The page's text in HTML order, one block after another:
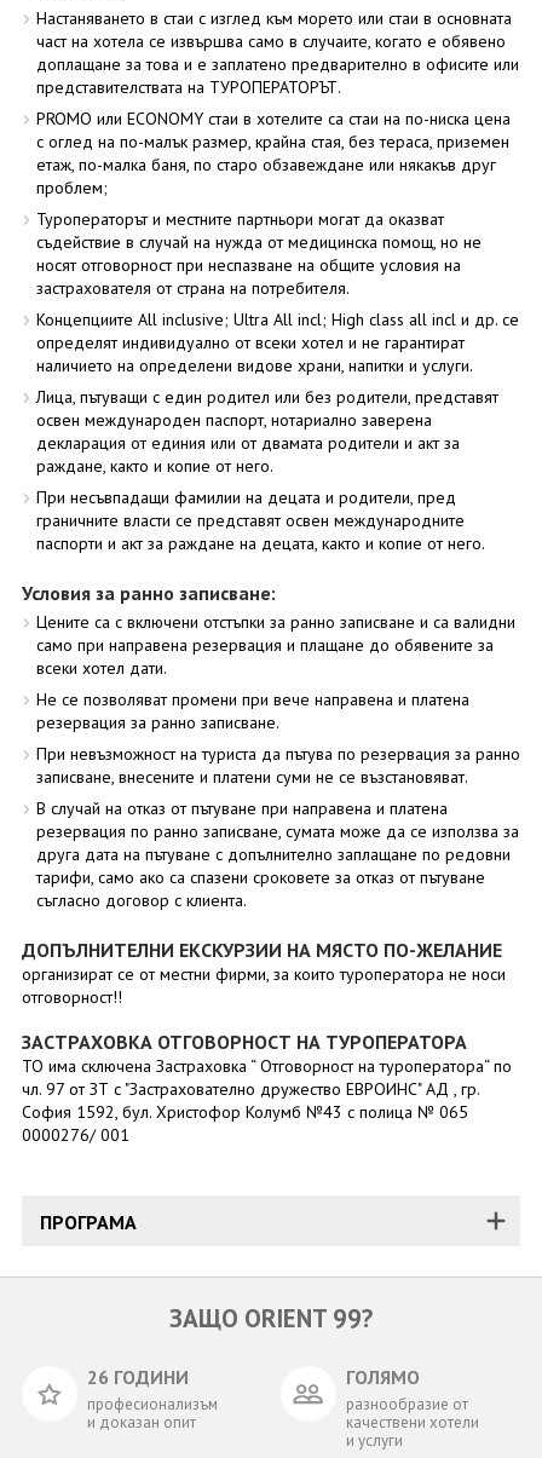
Настаняването в стаи с изглед към морето или стаи в основната
част на хотела се извършва само в случаите, когато е обявено
доплащане за това и е заплатено предварително в офисите или
представителствата на ТУРОПЕРАТОРЪТ.
PROMO или ECONOMY стаи в хотелите са стаи на по-ниска цена
с оглед на по-малък размер, крайна стая, без тераса, приземен
етаж, по-малка баня, по старо обзавеждане или някакъв друг
проблем;
Туроператорът и местните партньори могат да оказват
съдействие в случай на нужда от медицинска помощ, но не
носят отговорност при неспазване на общите условия на
застрахователя от страна на потребителя.
Концепциите All inclusive; Ultra All incl; High class all incl и др. се
определят индивидуално от всеки хотел и не гарантират
наличието на определени видове храни, напитки и услуги.
Лица, пътуващи с един родител или без родители, представят
освен международен паспорт, нотариално заверена
декларация от единия или от двамата родители и акт за
раждане, както и копие от него.
При несъвпадащи фамилии на децата и родители, пред
граничните власти се представят освен международните
паспорти и акт за раждане на децата, както и копие от него.
Условия за ранно записване:
Цените са с включени отстъпки за ранно записване и са валидни
само при направена резервация и плащане до обявените за
всеки хотел дати.
Не се позволяват промени при вече направена и платена
резервация за ранно записване.
При невъзможност на туриста да пътува по резервация за ранно
записване, внесените и платени суми не се възстановяват.
В случай на отказ от пътуване при направена и платена
резервация по ранно записване, сумата може да се използва за
друга дата на пътуване с допълнително заплащане по редовни
тарифи, само ако са спазени сроковете за отказ от пътуване
съгласно договор с клиента.
ДОПЪЛНИТЕЛНИ ЕКСКУРЗИИ НА МЯСТО ПО-ЖЕЛАНИЕ
организират се от местни фирми, за които туроператора не носи
отговорност!!
ЗАСТРАХОВКА ОТГОВОРНОСТ НА ТУРОПЕРАТОРА
ТО има сключена Застраховка “ Отговорност на туроператора“ по
чл. 97 от ЗТ с "Застрахователно дружество ЕВРОИНС" АД , гр.
София 1592, бул. Христофор Колумб №43 с полица № 065
0000276/ 001
ПРОГРАМА
ЗАЩО ORIENT 99?
26 ГОДИНИ
професионализъм
и доказан опит
ГОЛЯМО
разнообразие от
качествени хотели
и услуги